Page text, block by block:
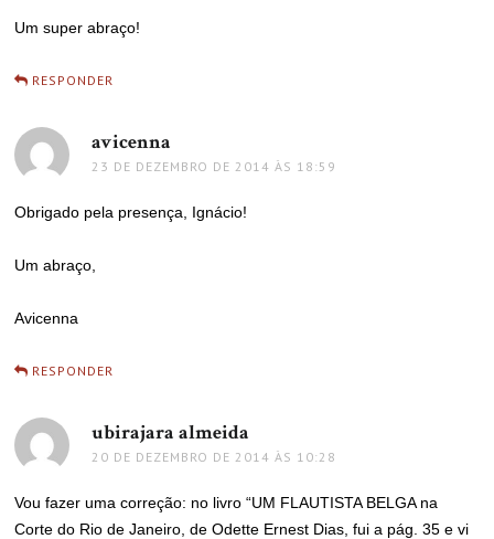
Um super abraço!
RESPONDER
avicenna
23 DE DEZEMBRO DE 2014 ÀS 18:59
Obrigado pela presença, Ignácio!
Um abraço,
Avicenna
RESPONDER
ubirajara almeida
20 DE DEZEMBRO DE 2014 ÀS 10:28
Vou fazer uma correção: no livro “UM FLAUTISTA BELGA na
Corte do Rio de Janeiro, de Odette Ernest Dias, fui a pág. 35 e vi